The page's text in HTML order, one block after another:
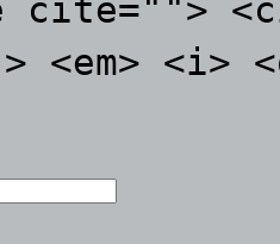
cite="">
<em> <i>